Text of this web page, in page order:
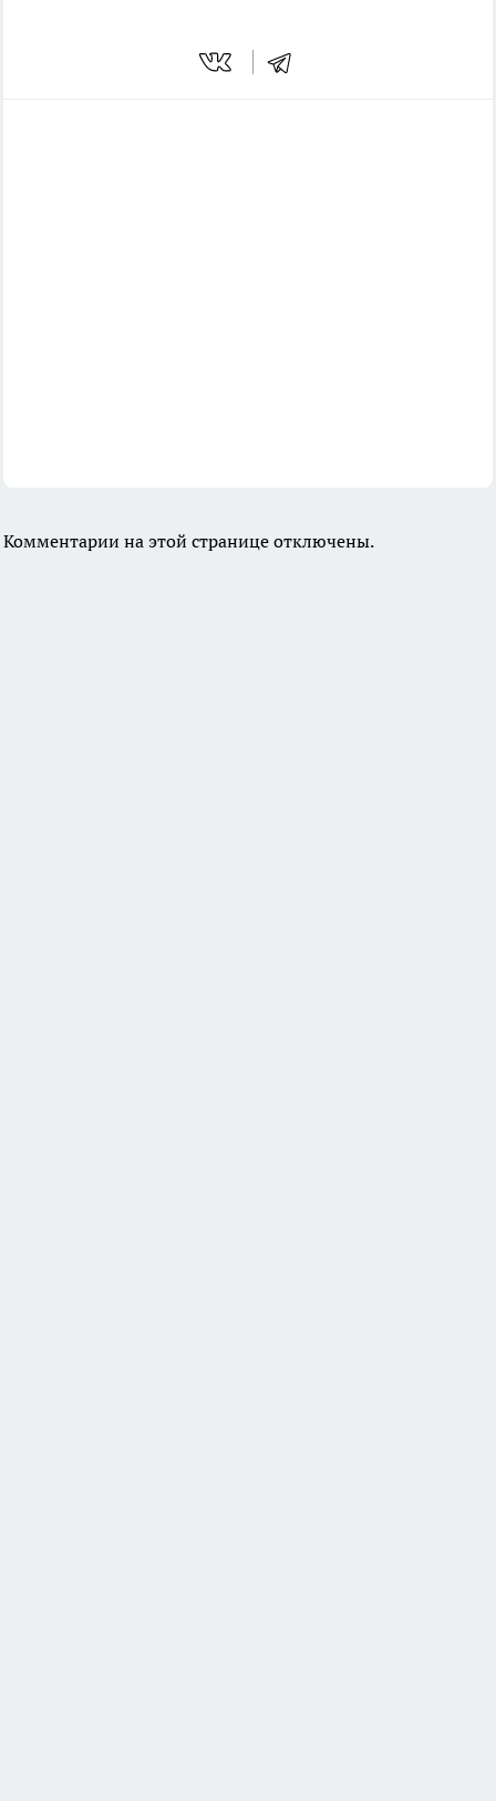
Комментарии на этой странице отключены.